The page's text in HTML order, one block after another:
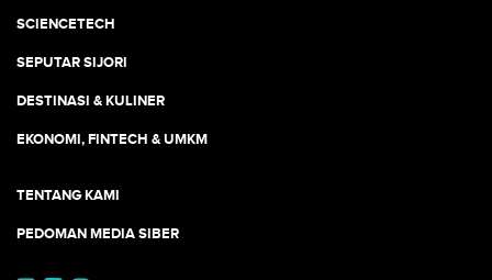
SCIENCETECH
SEPUTAR SIJORI
DESTINASI & KULINER
EKONOMI, FINTECH & UMKM
TENTANG KAMI
PEDOMAN MEDIA SIBER